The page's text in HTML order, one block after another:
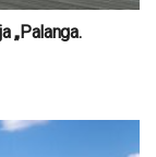
„Palanga.